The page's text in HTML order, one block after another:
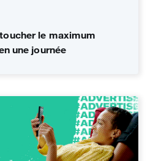
le maximum
une journée